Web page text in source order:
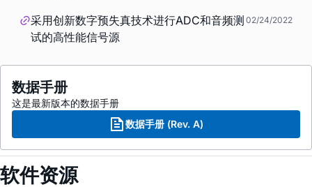
采用创新数字预失真技术进行ADC和音频测
试的高性能信号源
02/24/2022
数据手册
这是最新版本的数据手册
数据手册 (Rev. A)
软件资源